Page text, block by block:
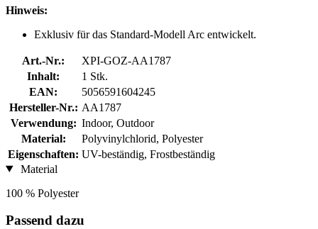
Hinweis:
Exklusiv für das Standard-Modell Arc entwickelt.
Art.-Nr.:
XPI-GOZ-AA1787
Inhalt:
1 Stk.
EAN:
5056591604245
Hersteller-Nr.: AA1787
Verwendung: Indoor, Outdoor
Material:
Polyvinylchlorid, Polyester
Eigenschaften: UV-beständig, Frostbeständig
Material
100 % Polyester
Passend dazu